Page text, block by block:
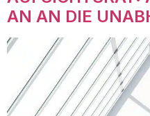
AN AN DIE